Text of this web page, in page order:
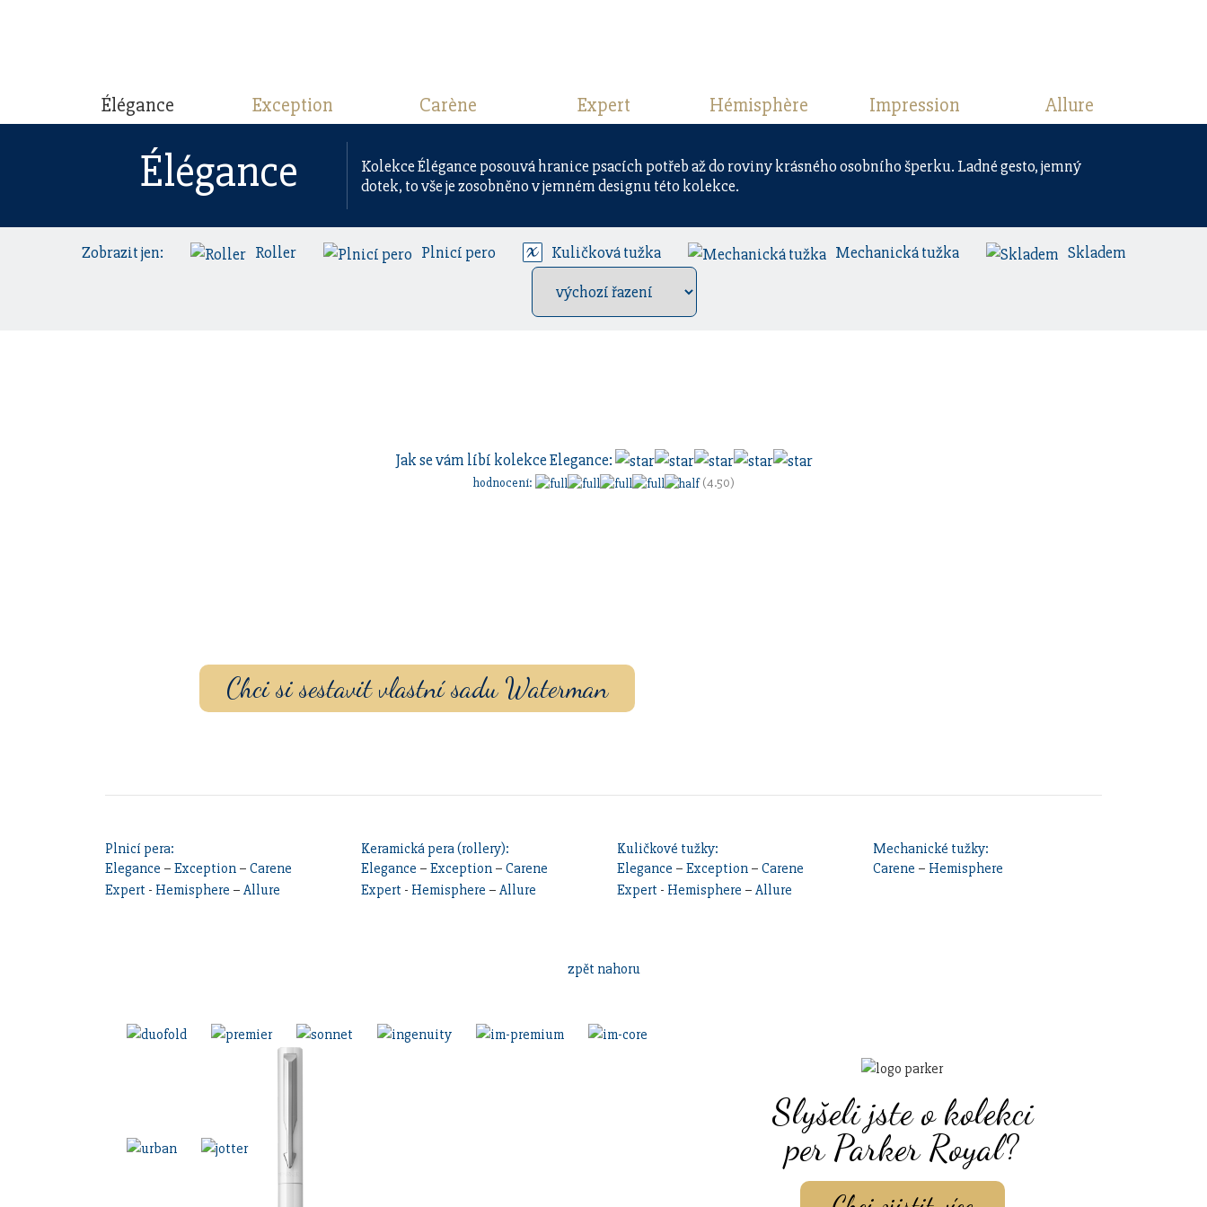
Élégance Exception Carène Expert Hémisphère Impression Allure
Élégance
Kolekce Élégance posouvá hranice psacích potřeb až do roviny krásného osobního šperku. Ladné gesto, jemný
dotek, to vše je zosobněno v jemném designu této kolekce.
Zobrazit jen: Roller Plnicí pero Kuličková tužka Mechanická tužka Skladem
Jak se vám líbí kolekceElegance:
hodnocení: (4.50)
Chci si sestavit vlastní sadu Waterman
Plnicí pera:
Elegance – Exception – Carene
Expert - Hemisphere – Allure
Keramická pera (rollery):
Elegance – Exception – Carene
Expert - Hemisphere – Allure
Kuličkové tužky:
Elegance – Exception – Carene
Expert - Hemisphere – Allure
Mechanické tužky:
Carene – Hemisphere
zpět nahoru
Slyšeli jste o kolekci
per Parker Royal?